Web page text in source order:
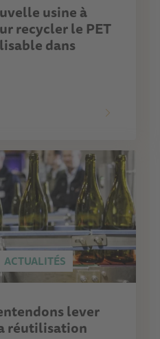
usine à
recycler le PET
dans
ACTUALITÉS
lever
réutilisation